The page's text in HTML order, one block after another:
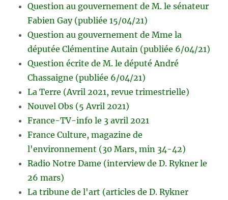
Question au gouvernement de M. le sénateur
Fabien Gay (publiée 15/04/21)
Question au gouvernement de Mme la
députée Clémentine Autain (publiée 6/04/21)
Question écrite de M. le député André
Chassaigne (publiée 6/04/21)
La Terre (Avril 2021, revue trimestrielle)
Nouvel Obs (5 Avril 2021)
France-TV-info le 3 avril 2021
France Culture, magazine de
l'environnement (30 Mars, min 34-42)
Radio Notre Dame (interview de D. Rykner le
26 mars)
La tribune de l'art (articles de D. Rykner